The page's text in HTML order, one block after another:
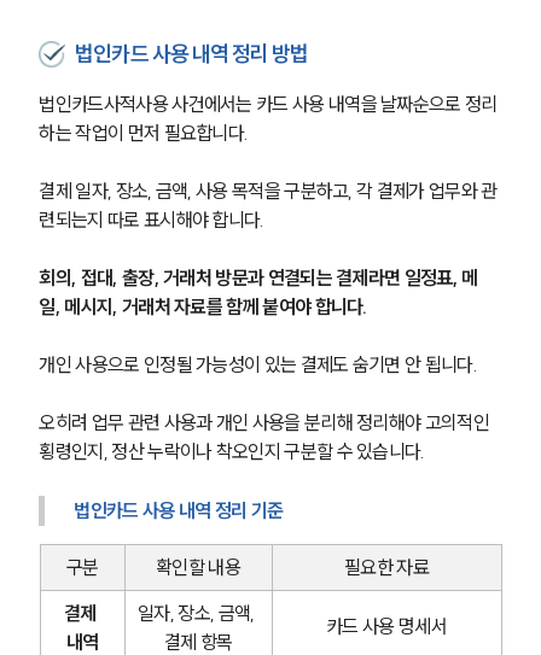
형사전문변호사
소식/자료
언론보도
공지사항
법률 블로그
뉴스레터/브로슈어
세미나
대륜법률상담예약
대륜법률상담예약
법인카드 사용 내역 정리 방법
법인카드사적사용 사건에서는 카드 사용 내역을 날짜순으로 정리
하는 작업이 먼저 필요합니다.
결제 일자, 장소, 금액, 사용 목적을 구분하고, 각 결제가 업무와 관
련되는지 따로 표시해야 합니다.
회의, 접대, 출장, 거래처 방문과 연결되는 결제라면 일정표, 메
일, 메시지, 거래처 자료를 함께 붙여야 합니다.
개인 사용으로 인정될 가능성이 있는 결제도 숨기면 안 됩니다.
오히려 업무 관련 사용과 개인 사용을 분리해 정리해야 고의적인
횡령인지, 정산 누락이나 착오인지 구분할 수 있습니다.
법인카드 사용 내역 정리 기준
구분 확인할 내용
필요한 자료
결제
내역
일자, 장소, 금액,
결제 항목
카드 사용 명세서